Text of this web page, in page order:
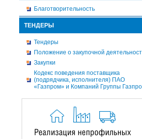
Благотворительность
ТЕНДЕРЫ
Тендеры
Положение о закупочной
Закупки
Кодекс поведения поставщика
(подрядчика, исполнителя) ПАО
«Газпром» и Компаний Группы